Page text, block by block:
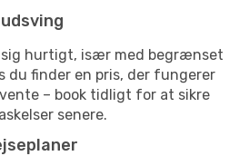
hurtigt, især med begrænset
du finder en pris, der fungerer
– book tidligt for at sikre
senere.